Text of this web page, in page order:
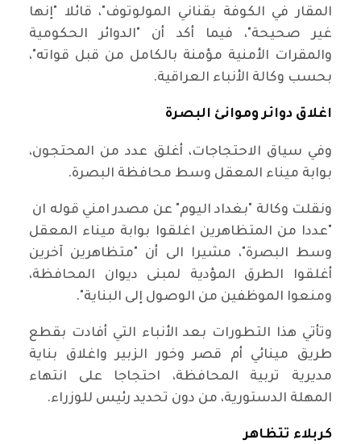
المقار في الكوفة بقناني ‏المولوتوف"، قائلا "إنها
غير صحيحة"، فيما أكد أن "الدوائر الحكومية
والمقرات الأمنية مؤمنة ‏بالكامل من قبل قواته"،‏
بحسب وكالة الأنباء العراقية.‏‏
اغلاق دوائر وموانئ البصرة
وفي سياق الاحتجاجات، أغلق عدد من المحتجون،
بوابة ميناء المعقل وسط محافظة البصرة.‏
ونقلت وكالة "بغداد اليوم" عن مصدر امني قوله ان
"عددا من المتظاهرين اغلقوا بوابة ميناء المعقل
وسط البصرة"، مشيرا الى أن ‏‏"متظاهرين آخرين
أغلقوا الطرق المؤدية لمبنى ديوان المحافظة،
ومنعوا الموظفين من الوصول إلى البناية".‏
وتأتي هذا التطورات بعد الأنباء التي أفادت بقطع
طريق مينائي أم قصر وخور الزبير واغلاق ‏بناية
مديرية تربية المحافظة، احتجاجا ‏على انتهاء
المهلة الدستورية، من دون تحديد رئيس للوزراء.‏
‏كربلاء تتظاهر